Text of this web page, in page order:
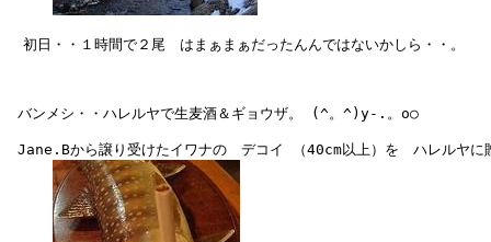
初日・・１時間で２尾　はまぁまぁだったんんではないかしら・・。
バンメシ・・ハレルヤで生麦酒＆ギョウザ。 (^。^)y-.。o○
Jane.Bから譲り受けたイワナの　デコイ （40cm以上）を　ハレルヤに